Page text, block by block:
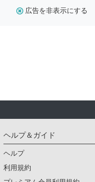
広告を非表示にする
ヘルプ＆ガイド
ヘルプ
利用規約